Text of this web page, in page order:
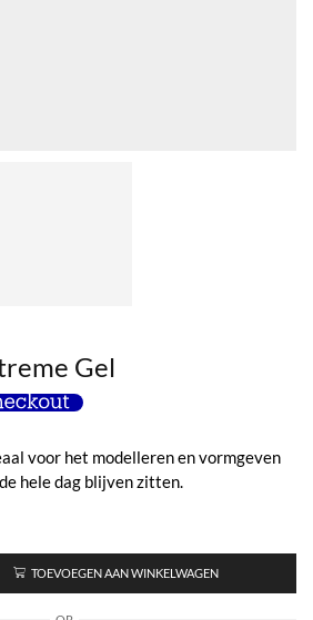
Gel
voor het modelleren en vormgeven
hele dag blijven zitten.
TOEVOEGEN AAN WINKELWAGEN